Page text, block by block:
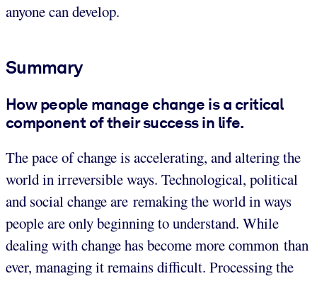
anyone can develop.
Summary
How people manage change is a critical
component of their success in life.
The pace of change is accelerating, and altering the
world in irreversible ways. Technological, political
and social change are remaking the world in ways
people are only beginning to understand. While
dealing with change has become more common than
ever, managing it remains difficult. Processing the